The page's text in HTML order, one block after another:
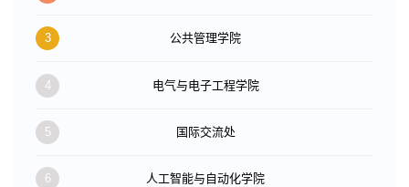
3 公共管理学院
4 电气与电子工程学院
5 国际交流处
6 人工智能与自动化学院